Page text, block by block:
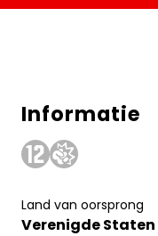
Informatie
Land van oorsprong
Verenigde Staten